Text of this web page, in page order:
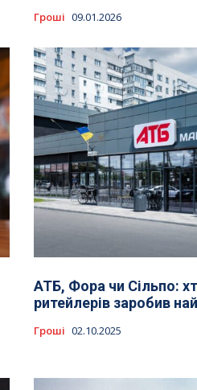
Гроші 09.01.2026
АТБ, Фора чи Сільпо:
ритейлерів заробив
Гроші 02.10.2025